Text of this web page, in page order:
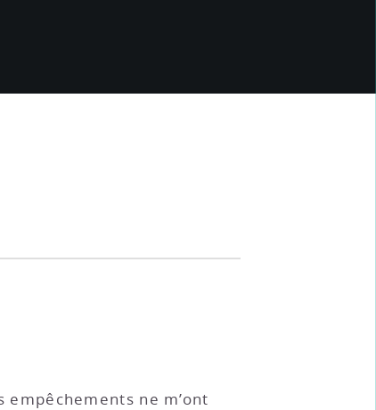
ne m’ont